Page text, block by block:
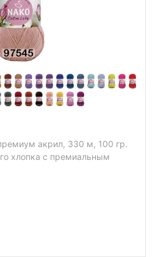
акрил, 330 м, 100 гр.
хлопка с премиальным